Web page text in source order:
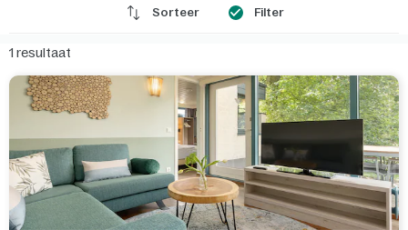
Sorteer Filter
1 resultaat